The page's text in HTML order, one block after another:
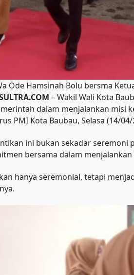
Ode Hamsinah Bolu bersma
– Wakil Wali Kota
dalam menjalankan misi
PMI Kota Baubau, Selasa (14/
ini bukan sekadar
bersama dalam
hanya seremonial, tetapi